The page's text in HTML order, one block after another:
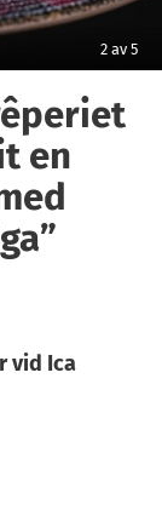
2 av 5
en
vid Ica